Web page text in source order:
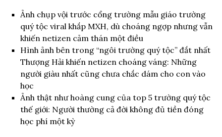
Ảnh chụp vội trước cổng trường mẫu giáo trường
quý tộc viral khắp MXH, dù choáng ngợp nhưng vẫn
khiến netizen cảm thán một điều
Hình ảnh bên trong “ngôi trường quý tộc” đắt nhất
Thượng Hải khiến netizen choáng váng: Những
người giàu nhất cũng chưa chắc dám cho con vào
học
Ảnh thật như hoàng cung của top 5 trường quý tộc
thế giới: Người thường cả đời không đủ tiền đóng
học phí một kỳ